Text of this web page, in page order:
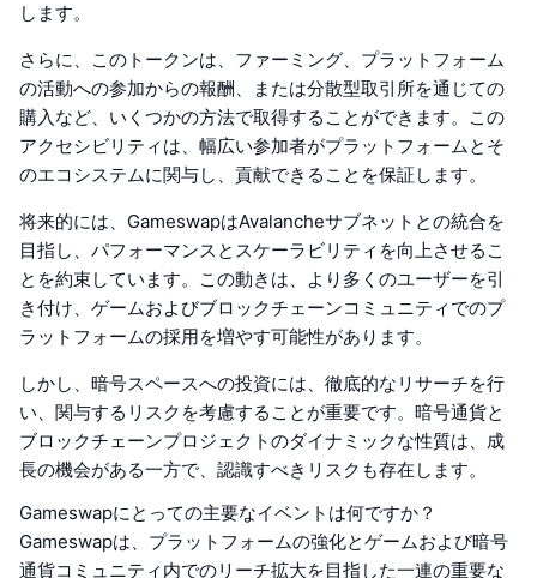
します。
さらに、このトークンは、ファーミング、プラットフォーム
の活動への参加からの報酬、または分散型取引所を通じての
購入など、いくつかの方法で取得することができます。この
アクセシビリティは、幅広い参加者がプラットフォームとそ
のエコシステムに関与し、貢献できることを保証します。
将来的には、GameswapはAvalancheサブネットとの統合を
目指し、パフォーマンスとスケーラビリティを向上させるこ
とを約束しています。この動きは、より多くのユーザーを引
き付け、ゲームおよびブロックチェーンコミュニティでのプ
ラットフォームの採用を増やす可能性があります。
しかし、暗号スペースへの投資には、徹底的なリサーチを行
い、関与するリスクを考慮することが重要です。暗号通貨と
ブロックチェーンプロジェクトのダイナミックな性質は、成
長の機会がある一方で、認識すべきリスクも存在します。
Gameswapにとっての主要なイベントは何ですか？
Gameswapは、プラットフォームの強化とゲームおよび暗号
通貨コミュニティ内でのリーチ拡大を目指した一連の重要な